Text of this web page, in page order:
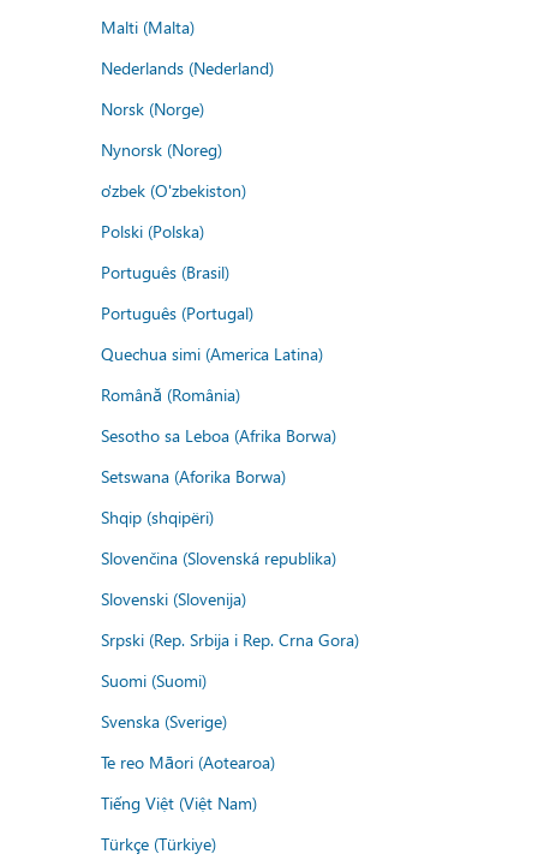
Malti (Malta)
Nederlands (Nederland)
Norsk (Norge)
Nynorsk (Noreg)
o'zbek (O'zbekiston)
Polski (Polska)
Português (Brasil)
Português (Portugal)
Quechua simi (America Latina)
Română (România)
Sesotho sa Leboa (Afrika Borwa)
Setswana (Aforika Borwa)
Shqip (shqipëri)
Slovenčina (Slovenská republika)
Slovenski (Slovenija)
Srpski (Rep. Srbija i Rep. Crna Gora)
Suomi (Suomi)
Svenska (Sverige)
Te reo Māori (Aotearoa)
Tiếng Việt (Việt Nam)
Türkçe (Türkiye)